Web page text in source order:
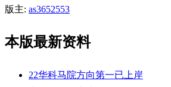
版主: as3652553
本版最新资料
22华科马院方向第一已上岸